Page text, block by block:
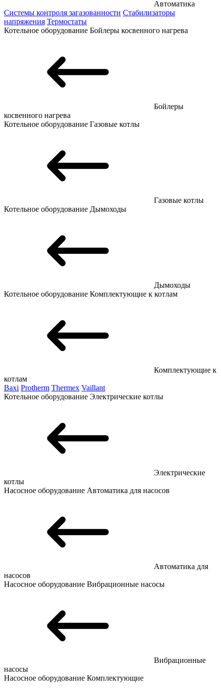
Автоматика
Системы контроля загазованности Стабилизаторы
напряжения Термостаты
Котельное оборудование Бойлеры косвенного нагрева
Бойлеры
косвенного нагрева
Котельное оборудование Газовые котлы
Газовые котлы
Котельное оборудование Дымоходы
Дымоходы
Котельное оборудование Комплектующие к котлам
Комплектующие к
котлам
Baxi Protherm Thermex Vaillant
Котельное оборудование Электрические котлы
Электрические
котлы
Насосное оборудование Автоматика для насосов
Автоматика для
насосов
Насосное оборудование Вибрационные насосы
Вибрационные
насосы
Насосное оборудование Комплектующие